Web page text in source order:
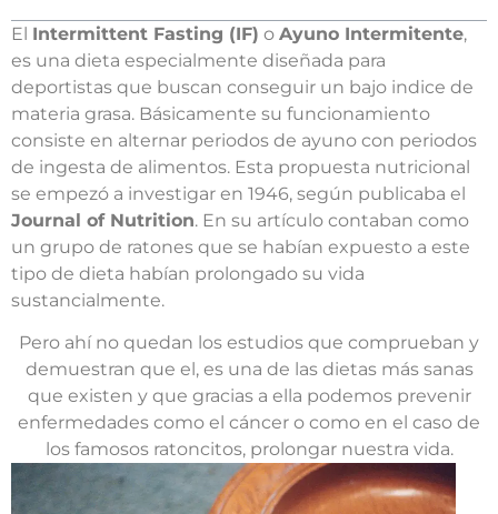
El Intermittent Fasting (IF) o Ayuno Intermitente,
es una dieta especialmente diseñada para
deportistas que buscan conseguir un bajo indice de
materia grasa. Básicamente su funcionamiento
consiste en alternar periodos de ayuno con periodos
de ingesta de alimentos. Esta propuesta nutricional
se empezó a investigar en 1946, según publicaba el
Journal of Nutrition. En su artículo contaban como
un grupo de ratones que se habían expuesto a este
tipo de dieta habían prolongado su vida
sustancialmente.
Pero ahí no quedan los estudios que comprueban y
demuestran que el, es una de las dietas más sanas
que existen y que gracias a ella podemos prevenir
enfermedades como el cáncer o como en el caso de
los famosos ratoncitos, prolongar nuestra vida.